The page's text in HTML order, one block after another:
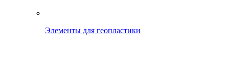
Элементы для геопластики